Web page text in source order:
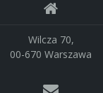
Wilcza 70,
00-670 Warszawa